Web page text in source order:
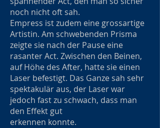
noch nicht oft sah.
Empress ist zudem eine grossartige
Artistin. Am schwebenden Prisma
zeigte sie nach der Pause eine
rasanter Act. Zwischen den Beinen,
auf Höhe des After, hatte sie einen
Laser befestigt. Das Ganze sah sehr
spektakulär aus, der Laser war
jedoch fast zu schwach, dass man
den Effekt gut
erkennen konnte.